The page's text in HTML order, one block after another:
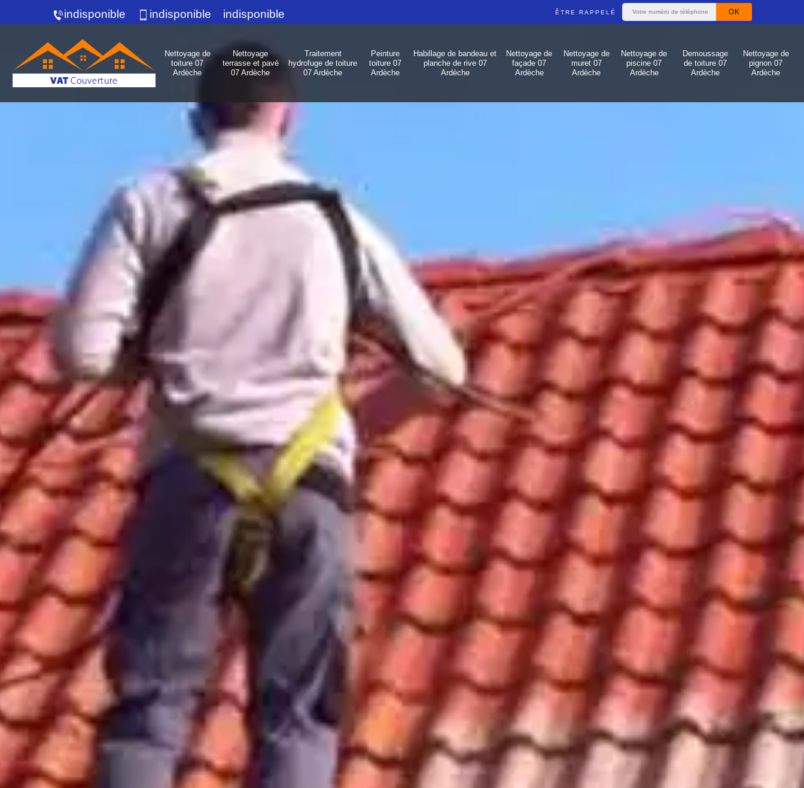
indisponible indisponible indisponible ÊTRE RAPPELÉ
Nettoyage de
toiture 07
Ardèche
Nettoyage
terrasse et pavé
07 Ardèche
Traitement
hydrofuge de toiture
07 Ardèche
Peinture
toiture 07
Ardèche
Habillage de bandeau et
planche de rive 07
Ardèche
Nettoyage de
façade 07
Ardèche
Nettoyage de
muret 07
Ardèche
Nettoyage de
piscine 07
Ardèche
Demoussage
de toiture 07
Ardèche
Nettoyage de
pignon 07
Ardèche